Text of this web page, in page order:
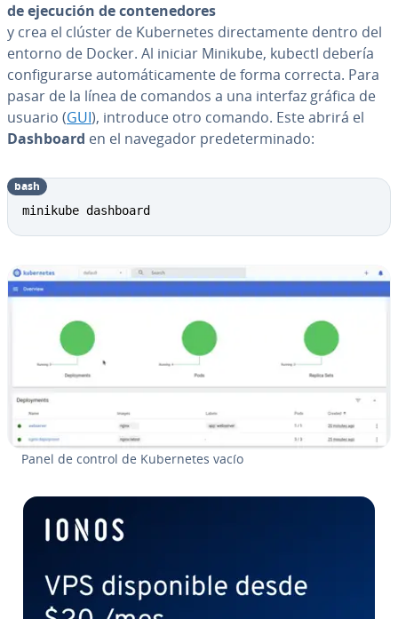
de ejecución de co­n­te­ne­do­res
y crea el clúster de Ku­be­r­ne­tes di­re­c­ta­me­n­te dentro del
entorno de Docker. Al iniciar Minikube, kubectl debería
co­n­fi­gu­rar­se au­to­má­ti­ca­me­n­te de forma correcta. Para
pasar de la línea de comandos a una interfaz gráfica de
usuario (GUI), introduce otro comando. Este abrirá el
Dashboard en el navegador pre­de­te­r­mi­na­do:
minikube dashboard
bash
Panel de control de Ku­be­r­ne­tes vacío